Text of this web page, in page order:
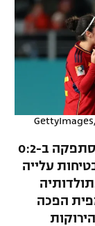
ספרד שרמסה 0:5 את זמביה ויפן שהסתפקה ב-0:2
עלייה
הפכה